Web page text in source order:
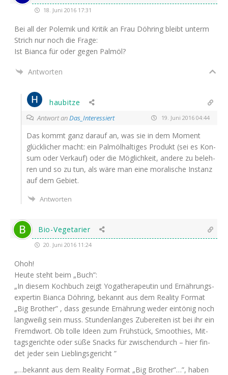
18. Juni 2016 17:31
Bei all der Pole­mik und Kri­tik an Frau Döh­ring bleibt unterm
Strich nur noch die Frage:
Ist Bian­ca für oder gegen Palmöl?
Antworten
haubitze
Antwort anDas_Interessiert 19. Juni 2016 04:44
Das kommt ganz dar­auf an, was sie in dem Moment
glück­li­cher macht: ein Palm­öl­hal­ti­ges Pro­dukt (sei es Kon­
sum oder Ver­kauf) oder die Mög­lich­keit, ande­re zu beleh­
ren und so zu tun, als wäre man eine mora­li­sche Instanz
auf dem Gebiet.
Antworten
Bio-Vegetarier
20. Juni 2016 11:24
Ohoh!
Heu­te steht beim „Buch”:
„In die­sem Koch­buch zeigt Yoga­the­ra­peu­tin und Ernäh­rungs­
exper­tin Bian­ca Döh­ring, bekannt aus dem Rea­li­ty For­mat
„Big Brot­her” , dass gesun­de Ernäh­rung weder ein­tö­nig noch
lang­wei­lig sein muss. Stun­den­lan­ges Zube­rei­ten ist bei ihr ein
Fremd­wort. Ob tol­le Ideen zum Früh­stück, Smoothies, Mit­
tags­ge­rich­te oder süße Snacks für zwi­schen­durch – hier fin­
det jeder sein Lieblingsgericht ”
„…bekannt aus dem Rea­li­ty For­mat „Big Brot­her”…”, haben